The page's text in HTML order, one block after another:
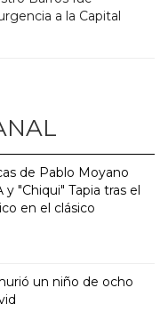
a la Capital
de Pablo Moyano
y "Chiqui" Tapia tras el
en el clásico
un niño de ocho